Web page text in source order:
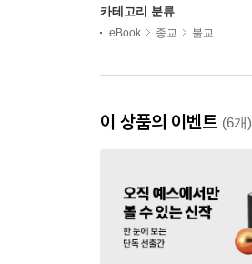
카테고리 분류
eBook 종교 불교
이 상품의 이벤트 (6개)